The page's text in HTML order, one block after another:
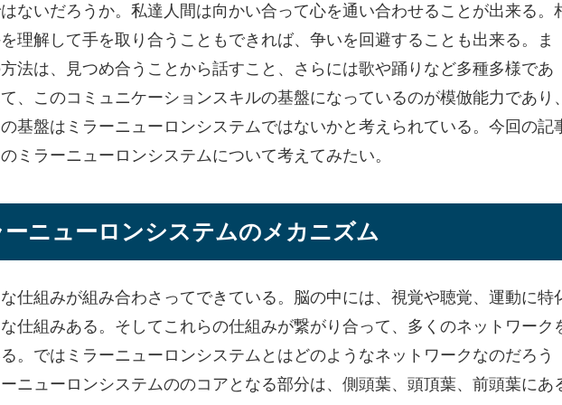
ないだろうか。私達人間は向かい合って心を通い合わせることが出来る。
理解して手を取り合うこともできれば、争いを回避することも出来る。ま
法は、見つめ合うことから話すこと、さらには歌や踊りなど多種多様であ
、このコミュニケーションスキルの基盤になっているのが模倣能力であり、
基盤はミラーニューロンシステムではないかと考えられている。今回の記
ミラーニューロンシステムについて考えてみたい。
ーニューロンシステムのメカニズム
仕組みが組み合わさってできている。脳の中には、視覚や聴覚、運動に特
な仕組みある。そしてこれらの仕組みが繋がり合って、多くのネットワーク
。ではミラーニューロンシステムとはどのようなネットワークなのだろう
ニューロンシステムののコアとなる部分は、側頭葉、頭頂葉、前頭葉にあ